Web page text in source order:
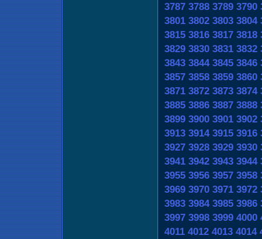
3787 3788 3789 3790
3801 3802 3803 3804
3815 3816 3817 3818
3829 3830 3831 3832
3843 3844 3845 3846
3857 3858 3859 3860
3871 3872 3873 3874
3885 3886 3887 3888
3899 3900 3901 3902
3913 3914 3915 3916
3927 3928 3929 3930
3941 3942 3943 3944
3955 3956 3957 3958
3969 3970 3971 3972
3983 3984 3985 3986
3997 3998 3999 4000
4011 4012 4013 4014